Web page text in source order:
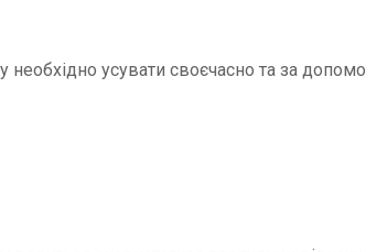
усувати своєчасно та за